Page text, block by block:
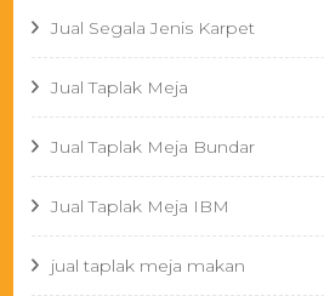
Jual Segala Jenis Karpet
Jual Taplak Meja
Jual Taplak Meja Bundar
Jual Taplak Meja IBM
jual taplak meja makan